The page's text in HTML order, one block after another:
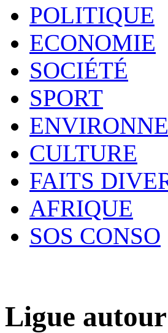
POLITIQUE
ECONOMIE
SOCIÉTÉ
SPORT
CULTURE
FAITS
AFRIQUE
SOS CONSO
Ligue